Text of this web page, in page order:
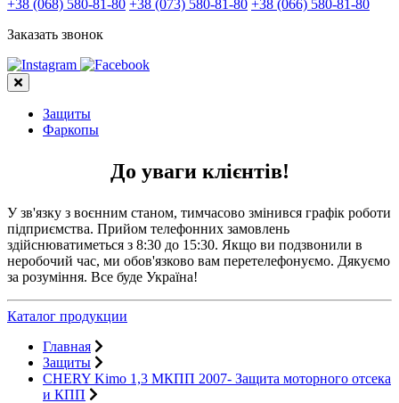
+38 (068) 580-81-80 +38 (073) 580-81-80 +38 (066) 580-81-80
Заказать звонок
Защиты
Фаркопы
До уваги клієнтів!
У зв'язку з воєнним станом, тимчасово змінився графік роботи
підприємства. Прийом телефонних замовлень
здійснюватиметься з 8:30 до 15:30. Якщо ви подзвонили в
неробочий час, ми обов'язково вам перетелефонуємо. Дякуємо
за розуміння. Все буде Україна!
Каталог продукции
Главная
Защиты
CHERY Kimo 1,3 МКПП 2007- Защита моторного отсека
и КПП